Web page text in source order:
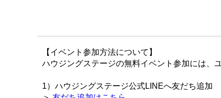
【イベント参加方法について】
ハウジングステージの無料イベント参加には、
1）ハウジングステージ公式LINEへ友だち追加